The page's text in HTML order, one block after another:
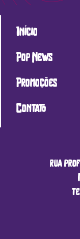
Início
Pop News
Promoções
Contato
rua